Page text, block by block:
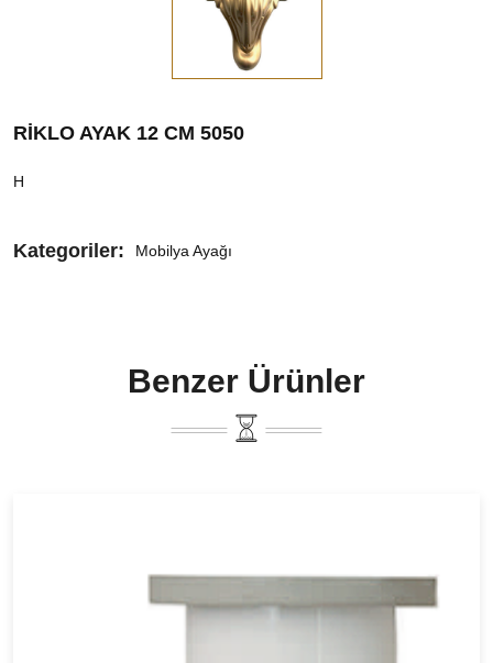
RİKLO AYAK 12 CM 5050
H
Kategoriler: Mobilya Ayağı
Benzer Ürünler